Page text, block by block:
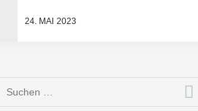
24. MAI 2023
Suchen